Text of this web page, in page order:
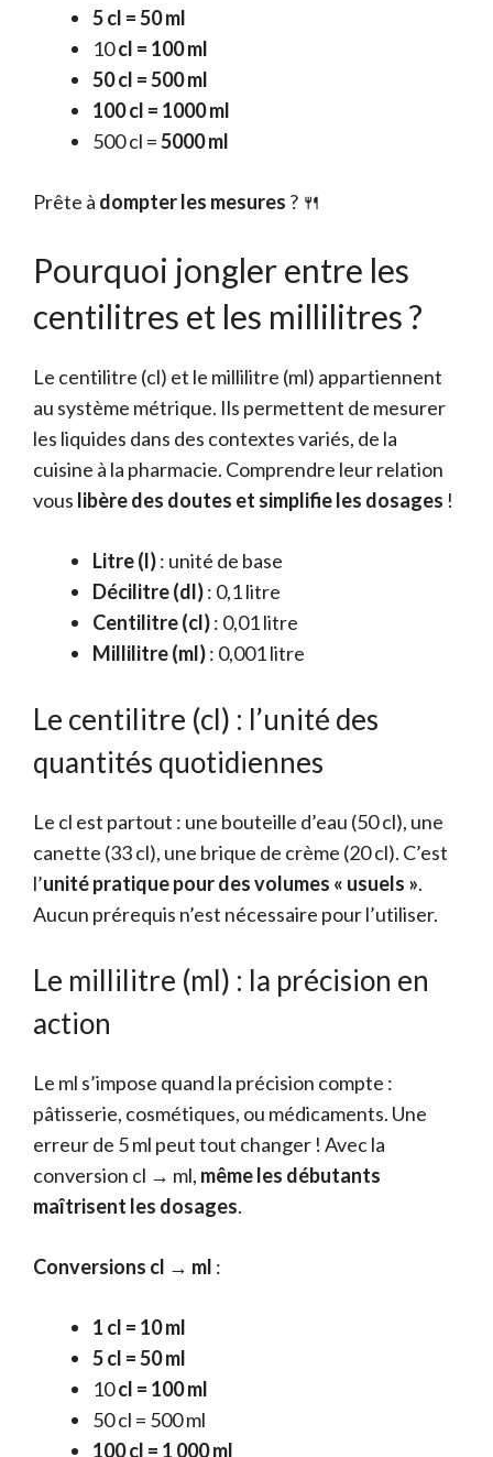
5 cl = 50 ml
10cl = 100 ml
50 cl = 500 ml
100 cl = 1000 ml
500 cl =5000 ml
Prête à dompter les mesures ? 🍴
Pourquoi jongler entre les
centilitres et les millilitres ?
Le centilitre (cl) et le millilitre (ml) appartiennent
au système métrique. Ils permettent de mesurer
les liquides dans des contextes variés, de la
cuisine à la pharmacie. Comprendre leur relation
vous libère des doutes et simplifie les dosages !
Litre (l): unité de base
Décilitre (dl): 0,1 litre
Centilitre (cl): 0,01 litre
Millilitre (ml): 0,001 litre
Le centilitre (cl) : l’unité des
quantités quotidiennes
Le cl est partout : une bouteille d’eau (50 cl), une
canette (33 cl), une brique de crème (20 cl). C’est
l’unité pratique pour des volumes « usuels ».
Aucun prérequis n’est nécessaire pour l’utiliser.
Le millilitre (ml) : la précision en
action
Le ml s’impose quand la précision compte :
pâtisserie, cosmétiques, ou médicaments. Une
erreur de 5 ml peut tout changer ! Avec la
conversion cl → ml, même les débutants
maîtrisent les dosages.
Conversions cl → ml :
1 cl = 10 ml
5 cl = 50 ml
10cl = 100 ml
50 cl = 500 ml
100 cl = 1 000 ml